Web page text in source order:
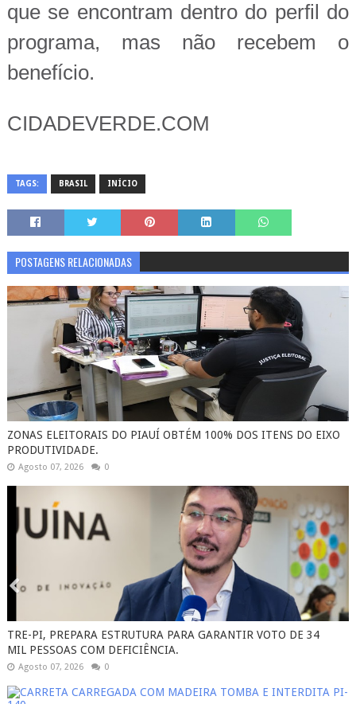
que se encontram dentro do perfil do
programa, mas não recebem o
benefício.
CIDADEVERDE.COM
TAGS: BRASIL INÍCIO
POSTAGENS RELACIONADAS
ZONAS ELEITORAIS DO PIAUÍ OBTÉM 100% DOS ITENS DO EIXO
PRODUTIVIDADE.
Agosto 07, 2026 0
TRE-PI, PREPARA ESTRUTURA PARA GARANTIR VOTO DE 34
MIL PESSOAS COM DEFICIÊNCIA.
Agosto 07, 2026 0